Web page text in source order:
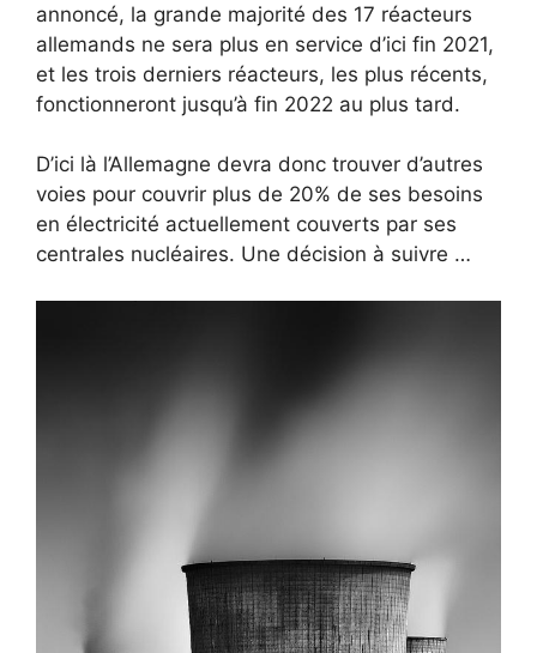
annoncé, la grande majorité des 17 réacteurs
allemands ne sera plus en service d’ici fin 2021,
et les trois derniers réacteurs, les plus récents,
fonctionneront jusqu’à fin 2022 au plus tard.
D’ici là l’Allemagne devra donc trouver d’autres
voies pour couvrir plus de 20% de ses besoins
en électricité actuellement couverts par ses
centrales nucléaires. Une décision à suivre …